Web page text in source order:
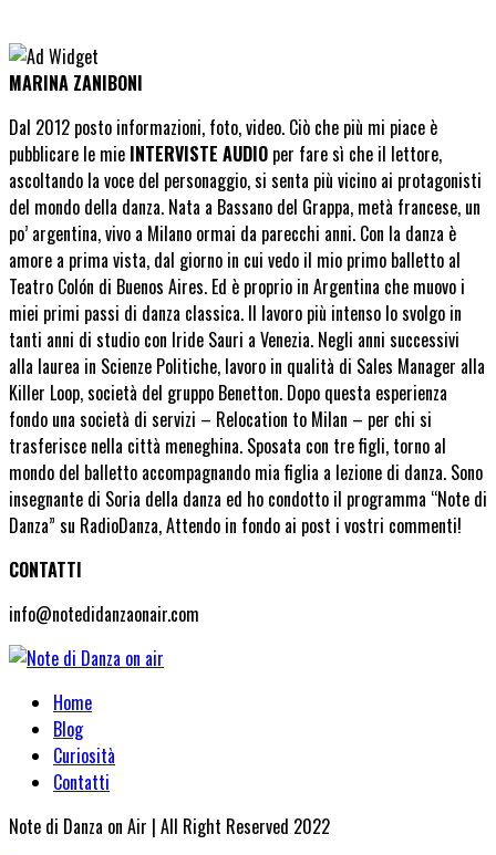
MARINA ZANIBONI
Dal 2012 posto informazioni, foto, video. Ciò che più mi piace è
pubblicare le mie INTERVISTE AUDIO per fare sì che il lettore,
ascoltando la voce del personaggio, si senta più vicino ai protagonisti
del mondo della danza. Nata a Bassano del Grappa, metà francese, un
po’ argentina, vivo a Milano ormai da parecchi anni. Con la danza è
amore a prima vista, dal giorno in cui vedo il mio primo balletto al
Teatro Colón di Buenos Aires. Ed è proprio in Argentina che muovo i
miei primi passi di danza classica. Il lavoro più intenso lo svolgo in
tanti anni di studio con Iride Sauri a Venezia. Negli anni successivi
alla laurea in Scienze Politiche, lavoro in qualità di Sales Manager alla
Killer Loop, società del gruppo Benetton. Dopo questa esperienza
fondo una società di servizi – Relocation to Milan – per chi si
trasferisce nella città meneghina. Sposata con tre figli, torno al
mondo del balletto accompagnando mia figlia a lezione di danza. Sono
insegnante di Soria della danza ed ho condotto il programma “Note di
Danza” su RadioDanza, Attendo in fondo ai post i vostri commenti!
CONTATTI
info@notedidanzaonair.com
Home
Blog
Curiosità
Contatti
Note di Danza on Air | All Right Reserved 2022